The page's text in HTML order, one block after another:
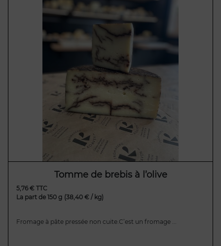
Tomme de brebis à l’olive
5,76 € TTC
La part de 150 g (38,40 € / kg)
Fromage à pâte pressée non cuite.C’est un fromage ...